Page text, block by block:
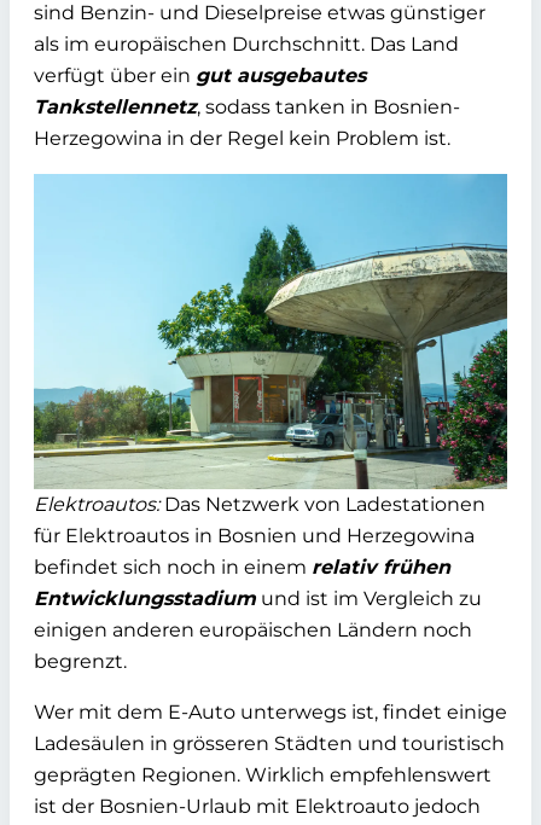
sind Benzin- und Dieselpreise etwas günstiger
als im europäischen Durchschnitt. Das Land
verfügt über ein gut ausgebautes
Tankstellennetz, sodass tanken in Bosnien-
Herzegowina in der Regel kein Problem ist.
Elektroautos:Das Netzwerk von Ladestationen
für Elektroautos in Bosnien und Herzegowina
befindet sich noch in einem relativ frühen
Entwicklungsstadium und ist im Vergleich zu
einigen anderen europäischen Ländern noch
begrenzt.
Wer mit dem E-Auto unterwegs ist, findet einige
Ladesäulen in grösseren Städten und touristisch
geprägten Regionen. Wirklich empfehlenswert
ist der Bosnien-Urlaub mit Elektroauto jedoch